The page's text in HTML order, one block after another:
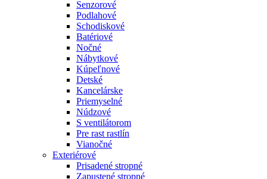
Senzorové
Podlahové
Schodiskové
Batériové
Nočné
Nábytkové
Kúpeľnové
Detské
Kancelárske
Priemyselné
Núdzové
S ventilátorom
Pre rast rastlín
Vianočné
Exteriérové
Prisadené stropné
Zapustené stropné